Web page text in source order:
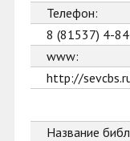
Телефон:
8 (81537) 4-
www:
http://
Название